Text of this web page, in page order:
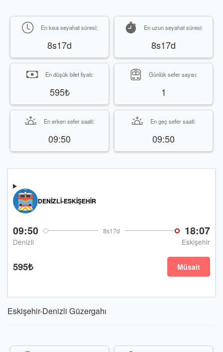
En kısa seyahat süresi:
8s17d
En uzun seyahat süresi:
8s17d
En düşük bilet fiyatı:
595₺
Günlük sefer sayısı:
1
En erken sefer saati:
09:50
En geç sefer saati:
09:50
09:50 8s17d 18:07
Denizli Eskişehir
DENIZLI-ESKIŞEHIR
595₺ Müsait
Eskişehir-Denizli Güzergahı